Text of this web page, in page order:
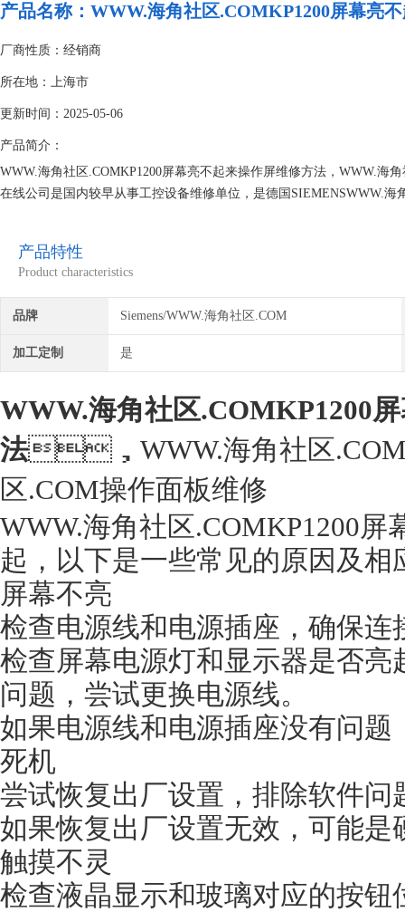
产品名称： WWW.海角社区.COMKP1200屏幕亮
厂商性质：经销商
所在地：上海市
更新时间：2025-05-06
产品简介：
WWW.海角社区.COMKP1200屏幕亮不起来操作屏维修方法，WWW.海角社
在线公司是国内较早从事工控设备维修单位，是德国SIEMENSWWW.海
产品特性
Product characteristics
品牌 Siemens/WWW.海角社区.COM
加工定制 是
WWW.海角社区.COMKP1200
法，WWW.海角社区.COM显
区.COM操作面板维修
WWW.海角社区.COMKP1200
起，以下是一些常见的原因及相应
屏幕不亮
检查电源线和电源插座，确保连
检查屏幕电源灯和显示器是否亮起
问题，尝试更换电源线。
如果电源线和电源插座没有问题，
死机
尝试恢复出厂设置，排除软件问题
如果恢复出厂设置无效，可能是
触摸不灵
检查液晶显示和玻璃对应的按钮位